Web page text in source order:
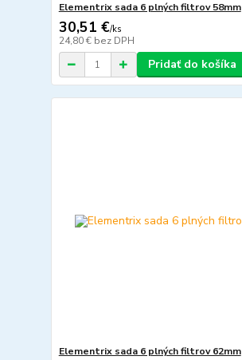
Elementrix sada 6 plných filtrov 58mm
30,51 €/ks
24,80 € bez DPH
Pridať do košíka
Elementrix sada 6 plných filtrov 62mm